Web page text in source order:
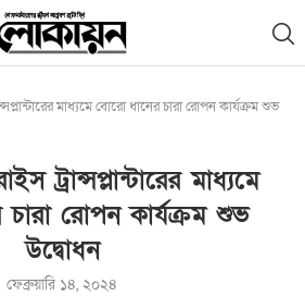
মাধ্যমে বোরো ধানের চারা রোপন কার্যক্রম শুভ
ট্রান্সপ্লান্টারের মাধ্যমে
রোপন কার্যক্রম শুভ
উদ্বোধন
ফেব্রুয়ারি ১৪, ২০২৪